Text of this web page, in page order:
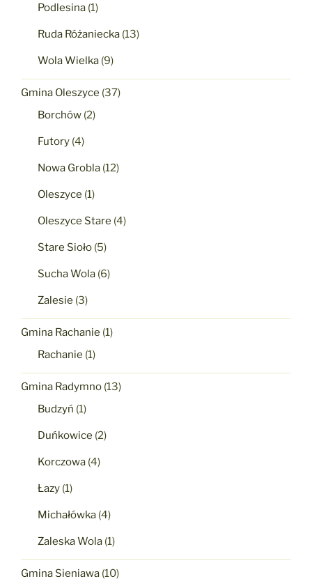
Podlesina (1)
Ruda Różaniecka (13)
Wola Wielka (9)
Gmina Oleszyce (37)
Borchów (2)
Futory (4)
Nowa Grobla (12)
Oleszyce (1)
Oleszyce Stare (4)
Stare Sioło (5)
Sucha Wola (6)
Zalesie (3)
Gmina Rachanie (1)
Rachanie (1)
Gmina Radymno (13)
Budzyń (1)
Duńkowice (2)
Korczowa (4)
Łazy (1)
Michałówka (4)
Zaleska Wola (1)
Gmina Sieniawa (10)